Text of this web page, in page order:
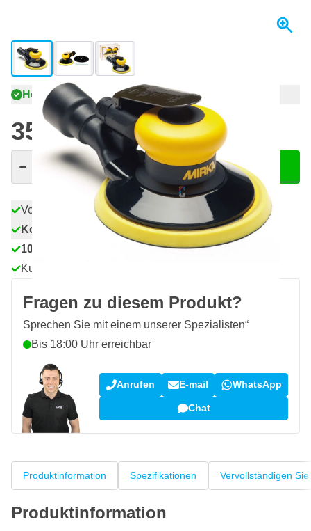
View larger imageView larger imageView larger image
Heute versendet
355,81€ inkl. MwSt
In den Warenkorb
Vor 22:59 Uhr bestellt,heute versendet
Kostenlos geliefert
ab 50,- €
100 Tage
Rückgaberecht
Kundenrezensionen:
Fragen zu diesem Produkt?
Sprechen Sie mit einem unserer Spezialisten“
Bis 18:00 Uhr erreichbar
Anrufen E-mail WhatsApp
Chat
Produktinformation Spezifikationen Vervollständigen
Produktinformation